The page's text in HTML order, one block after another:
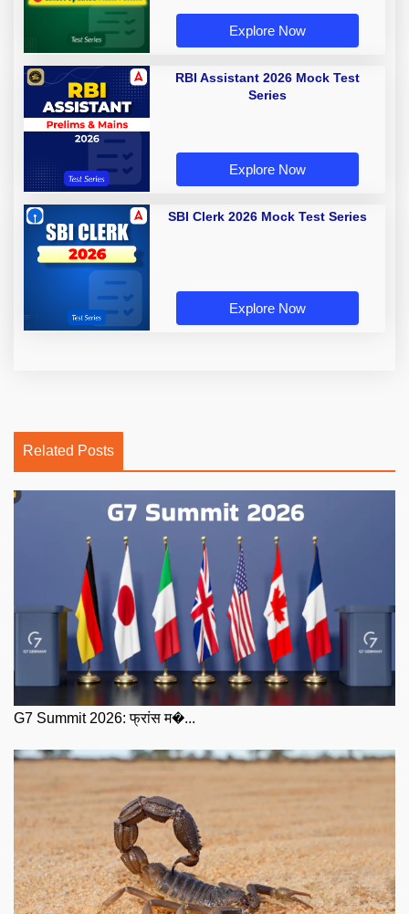
Explore Now
RBI Assistant 2026 Mock Test
Series
Explore Now
SBI Clerk 2026 Mock Test Series
Explore Now
Related Posts
G7 Summit 2026: फ्रांस म�...